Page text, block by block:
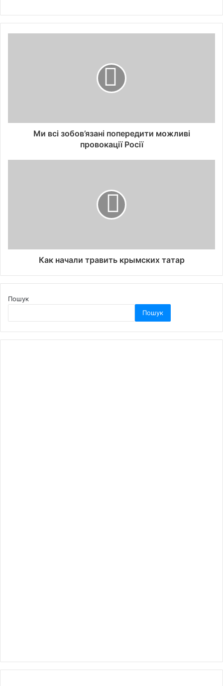
Ми всі зобов’язані попередити можливі
провокації Росії
Как начали травить крымских татар
Пошук
Пошук